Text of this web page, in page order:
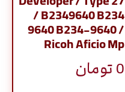
/ B2349640 B234
9640 B234-9640 /
Ricoh Aficio Mp
0تومان